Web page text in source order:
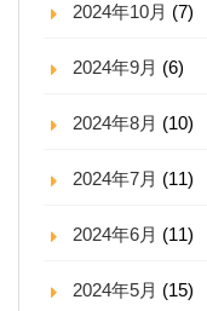
2024年10月 (7)
2024年9月 (6)
2024年8月 (10)
2024年7月 (11)
2024年6月 (11)
2024年5月 (15)